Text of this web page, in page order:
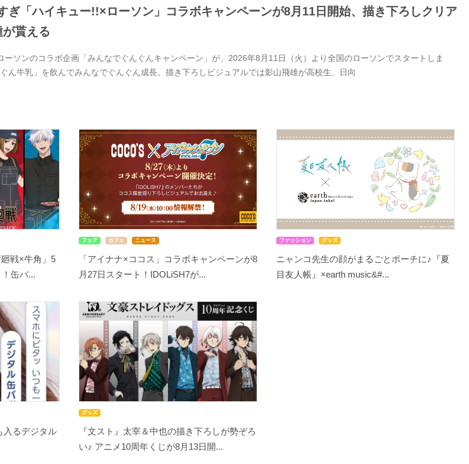
ぎ「ハイキュー!!×ローソン」コラボキャンペーンが8月11日開始、描き下ろしクリア
貰える
ーソンのコラボ企画「みんなでぐんぐんキャンペーン」が、2026年8月11日（火）より全国のローソンでスタートしま
ん牛乳」を飲んでみんなでぐんぐん成長。描き下ろしビジュアルでは影山飛雄が高校生、日向
戦×牛角」5
缶バ...
フェア カフェ ニュース
「アイナナ×ココス」コラボキャンペーンが8
月27日スタート！IDOLiSH7が...
ファッション グッズ
ニャンコ先生の顔がまるごとポーチに♪『夏
目友人帳』×earth music&#...
入るデジタル
グッズ
『文スト』太宰＆中也の描き下ろしが勢ぞろ
い♪ アニメ10周年くじが8月13日開...